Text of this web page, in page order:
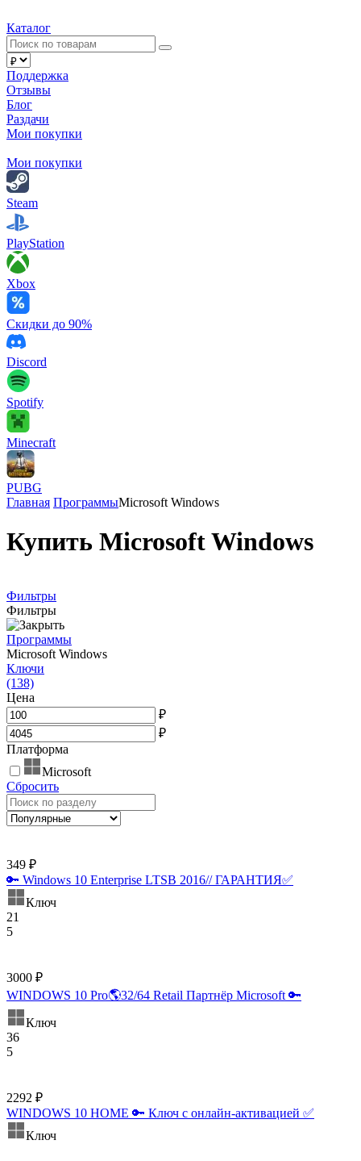
Каталог
Поддержка
Отзывы
Блог
Раздачи
Мои покупки
Мои покупки
Steam
PlayStation
Xbox
Скидки до 90%
Discord
Spotify
Minecraft
PUBG
Главная ПрограммыMicrosoft Windows
Купить Microsoft Windows
Фильтры
Фильтры
Программы
Microsoft Windows
Ключи
(138)
Цена
₽
₽
Платформа
Microsoft
Сбросить
349 ₽
🔑 Windows 10 Enterprise LTSB 2016// ГАРАНТИЯ✅
Ключ
21
5
3000 ₽
WINDOWS 10 Pro🌎32/64 Retail Партнёр Microsoft 🔑
Ключ
36
5
2292 ₽
WINDOWS 10 HOME 🔑 Ключ с онлайн-активацией ✅
Ключ